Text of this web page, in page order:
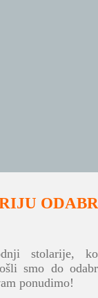
stolarije,
smo do
ponudimo!